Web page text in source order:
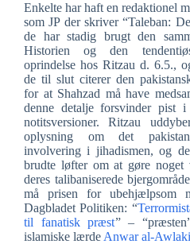
Enkelte har haft en redaktionel
som JP der skriver “Taleban:
de har stadig brugt den
Historien og den
oprindelse hos Ritzau d. 6.5.,
de til slut citerer den
for at Shahzad må have
denne detalje forsvinder pist
notitsversioner. Ritzau
oplysning om det
involvering i jihadismen, og
brudte løfter om at gøre noget
deres talibaniserede
må prisen for ubehjælpsom
Dagbladet Politiken: “
til fanatisk præst” –
islamiske lærde Anwar al-Awlaki